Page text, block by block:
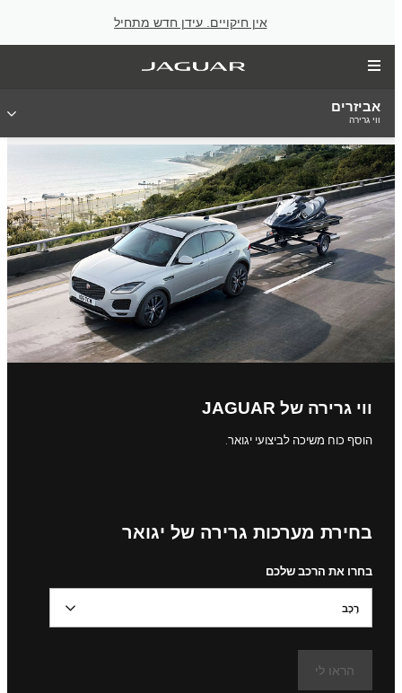
אין חיקויים. עידן חדש מתחיל
אביזרים
ווי גרירה
ווי גרירה של JAGUAR
הוסף כוח משיכה לביצועי יגואר.
בחירת מערכות גרירה של יגואר
בחרו את הרכב שלכם
רֶכֶב
הראו לי